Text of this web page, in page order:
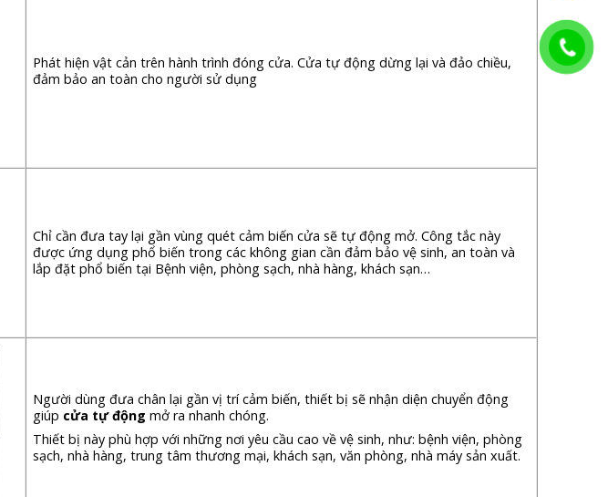
Phát hiện vật cản trên hành trình đóng cửa. Cửa tự động dừng lại và đảo chiều,
đảm bảo an toàn cho người sử dụng
Chỉ cần đưa tay lại gần vùng quét cảm biến cửa sẽ tự động mở. Công tắc này
được ứng dụng phổ biến trong các không gian cần đảm bảo vệ sinh, an toàn và
lắp đặt phổ biến tại Bệnh viện, phòng sạch, nhà hàng, khách sạn…
Người dùng đưa chân lại gần vị trí cảm biến, thiết bị sẽ nhận diện chuyển động
giúp cửa tự độngmở ra nhanh chóng.
Thiết bị này phù hợp với những nơi yêu cầu cao về vệ sinh, như: bệnh viện, phòng
sạch, nhà hàng, trung tâm thương mại, khách sạn, văn phòng, nhà máy sản xuất.